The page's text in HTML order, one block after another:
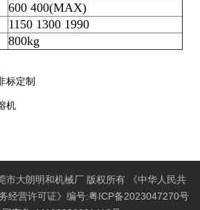
600 400(MAX)
1150 1300 1990
800kg
标定制
机
市大朗明和机械厂 版权所有 《中华人民共
经营许可证》编号:粤ICP备2023047270号